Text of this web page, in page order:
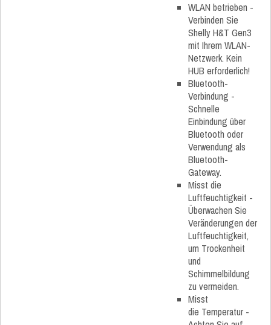
WLAN betrieben -
Verbinden Sie
Shelly H&T Gen3
mit Ihrem WLAN-
Netzwerk. Kein
HUB erforderlich!
Bluetooth-
Verbindung -
Schnelle
Einbindung über
Bluetooth oder
Verwendung als
Bluetooth-
Gateway.
Misst die
Luftfeuchtigkeit -
Überwachen Sie
Veränderungen der
Luftfeuchtigkeit,
um Trockenheit
und
Schimmelbildung
zu vermeiden.
Misst
die Temperatur -